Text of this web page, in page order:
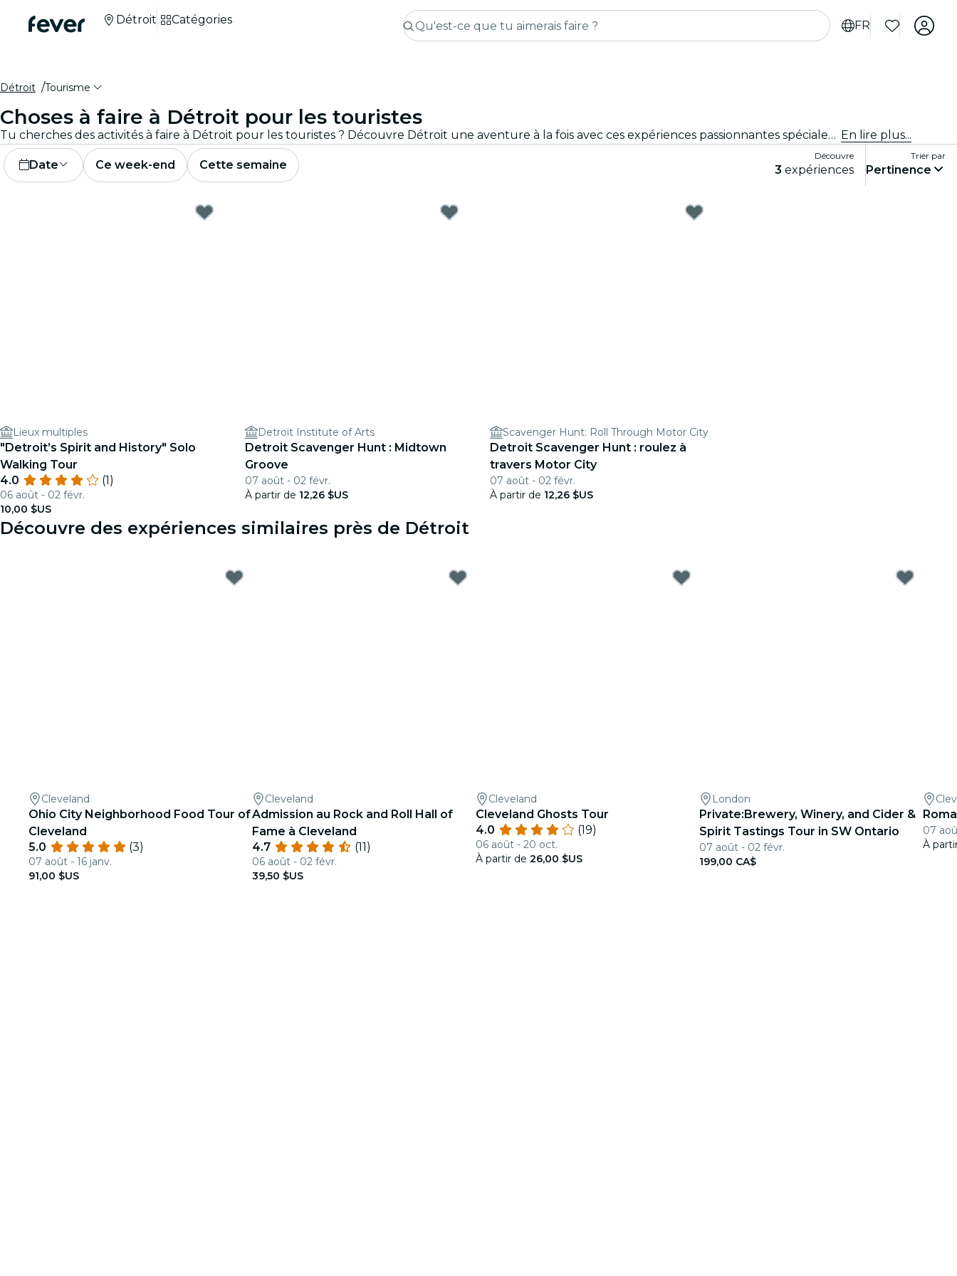
FR
Détroit Catégories
Détroit Tourisme
Choses à faire à Détroit pour les touristes
Tu cherches des activités à faire à Détroit pour les touristes ? Découvre Détroit une aventure à la fois avec ces expériences passionnantes spécialement conçues pour les touristes. Découvre les meilleures choses à faire ! En lire plus...
Date Ce week-end Cette semaine
Découvre
3 expériences
Trier par
Pertinence
Lieux multiples
"Detroit’s Spirit and History" Solo
Walking Tour
4.0
(1)
06 août - 02 févr.
10,00 $US
Detroit Institute of Arts
Detroit Scavenger Hunt : Midtown
Groove
07 août - 02 févr.
À partir de 12,26 $US
Scavenger Hunt: Roll Through Motor City
Detroit Scavenger Hunt : roulez à
travers Motor City
07 août - 02 févr.
À partir de 12,26 $US
Découvre des expériences similaires près de Détroit
Cleveland
Ohio City Neighborhood Food Tour of
Cleveland
5.0
(3)
07 août - 16 janv.
91,00 $US
Cleveland
Admission au Rock and Roll Hall of
Fame à Cleveland
4.7
(11)
06 août - 02 févr.
39,50 $US
Cleveland
Cleveland Ghosts Tour
4.0
(19)
06 août - 20 oct.
À partir de 26,00 $US
London
Private:Brewery, Winery, and Cider &
Spirit Tastings Tour in SW Ontario
07 août - 02 févr.
199,00 CA$
07
À